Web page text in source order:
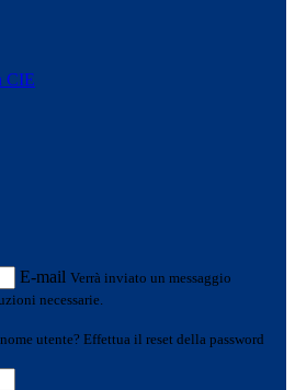
CIE
E-mail Verrà inviato un messaggio
necessarie.
utente? Effettua il reset della password